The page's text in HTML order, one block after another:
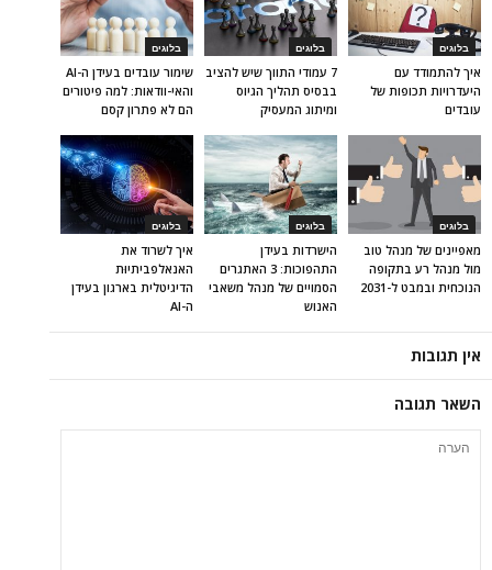
בלוגים
שימור עובדים בעידן ה-AI
והאי-וודאות: למה פיטורים
הם לא פתרון קסם
בלוגים
7 עמודי התווך שיש להציב
בבסיס תהליך הגיוס
ומיתוג המעסיק
בלוגים
איך להתמודד עם
היעדרויות תכופות של
עובדים
בלוגים
איך לשרוד את
האנאלפביתיוּת
הדיגיטלית בארגון בעידן
ה-AI
בלוגים
הישרדות בעידן
התהפוכות: 3 האתגרים
הסמויים של מנהל משאבי
האנוש
בלוגים
מאפיינים של מנהל טוב
מול מנהל רע בתקופה
הנוכחית ובמבט ל-2031
אין תגובות
השאר תגובה